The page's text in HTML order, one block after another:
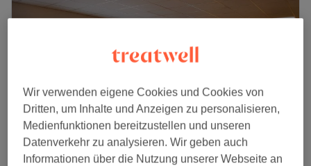
Wir verwenden eigene Cookies und Cookies von
Dritten, um Inhalte und Anzeigen zu personalisieren,
Medienfunktionen bereitzustellen und unseren
Datenverkehr zu analysieren. Wir geben auch
Informationen über die Nutzung unserer Webseite an